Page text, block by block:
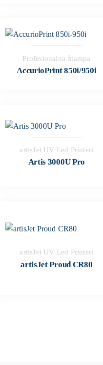
Profesionalna štampa
AccurioPrint 850i/950i
artisJet UV Led Printeri
Artis 3000U Pro
artisJet UV Led Printeri
artisJet Proud CR80